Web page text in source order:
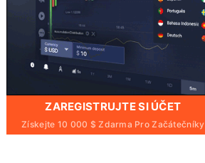
ZAREGISTRUJTE SI ÚČET
Získejte 10 000 $ Zdarma Pro Začátečníky